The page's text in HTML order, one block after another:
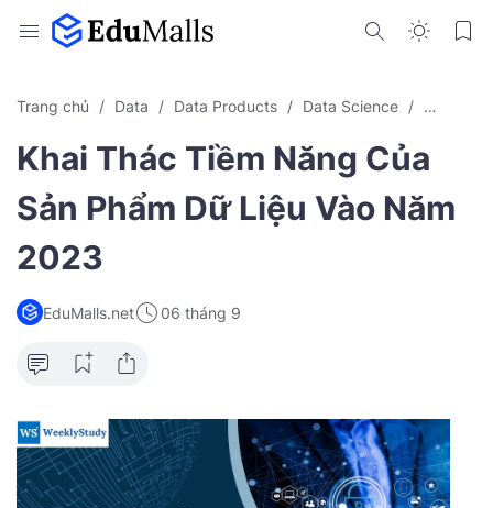
Trang chủ Data Data Products Data Science Kiến
Khai Thác Tiềm Năng Của
Sản Phẩm Dữ Liệu Vào Năm
2023
EduMalls.net 06 tháng 9